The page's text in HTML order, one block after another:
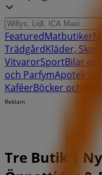
FeaturedMatbutiker
TrädgårdKläder, Skor
VitvarorSportBilar
och ParfymApotek
KaféerBöcker och
Reklam
Tre Butik |